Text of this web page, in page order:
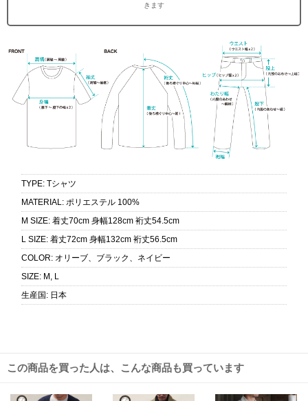
きます
TYPE: Tシャツ
MATERIAL: ポリエステル 100%
M SIZE: 着丈70cm 身幅128cm 裄丈54.5cm
L SIZE: 着丈72cm 身幅132cm 裄丈56.5cm
COLOR: オリーブ、ブラック、ネイビー
SIZE: M, L
生産国 : 日本
この商品を買った人は、こんな商品も買っています